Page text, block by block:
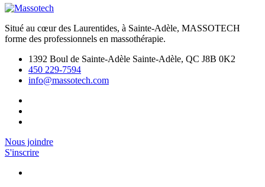
Situé au cœur des Laurentides, à Sainte-Adèle, MASSOTECH
forme des professionnels en massothérapie.
1392 Boul de Sainte-Adèle Sainte-Adèle, QC J8B 0K2
450 229-7594
info@massotech.com
Nous joindre
S'inscrire